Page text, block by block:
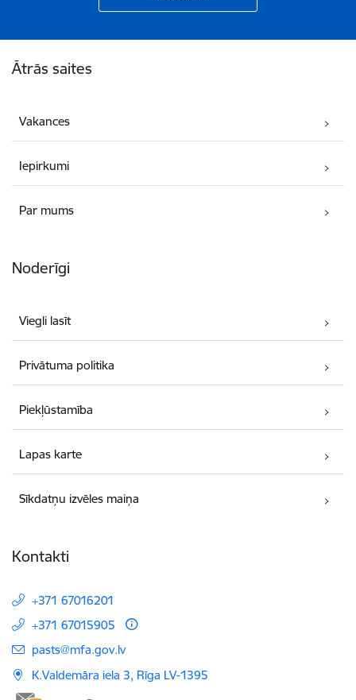
Ātrās saites
Vakances
Iepirkumi
Par mums
Noderīgi
Viegli lasīt
Privātuma politika
Piekļūstamība
Lapas karte
Sīkdatņu izvēles maiņa
Kontakti
+371 67016201
+371 67015905
E-pasts:
pasts@mfa.gov.lv
K.Valdemāra iela 3, Rīga LV-1395